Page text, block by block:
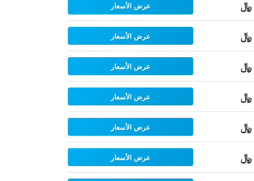
عرض الأسعار
عرض الأسعار
عرض الأسعار
عرض الأسعار
عرض الأسعار
عرض الأسعار